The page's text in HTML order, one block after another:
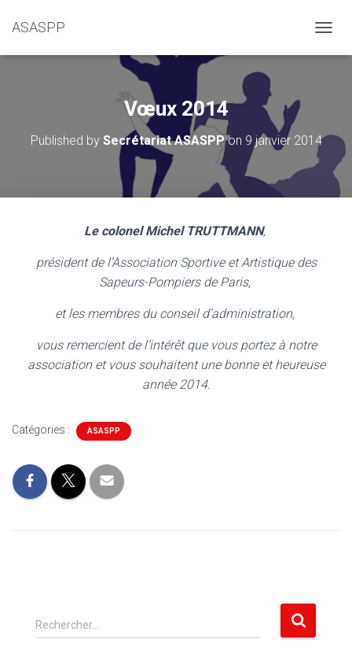
ASASPP
Vœux 2014
Published by Secrétariat ASASPPon 9 janvier 2014
Le colonel Michel TRUTTMANN,
président de l’Association Sportive et Artistique des
Sapeurs-Pompiers de Paris,
et les membres du conseil d’administration,
vous remercient de l’intérêtque vous portez à notre
association et vous souhaitent une bonne et heureuse
année 2014.
Catégories : ASASPP
R
e
Rechercher…